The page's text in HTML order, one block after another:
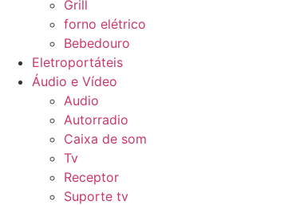
Grill
forno elétrico
Bebedouro
Eletroportáteis
Áudio e Vídeo
Audio
Autorradio
Caixa de som
Tv
Receptor
Suporte tv